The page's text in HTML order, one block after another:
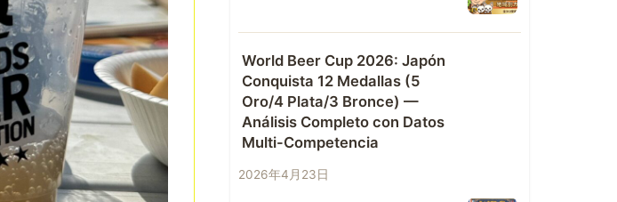
World Beer Cup 2026: Japón
Conquista 12 Medallas (5
Oro/4 Plata/3 Bronce) —
Análisis Completo con Datos
Multi-Competencia
2026年4月23日